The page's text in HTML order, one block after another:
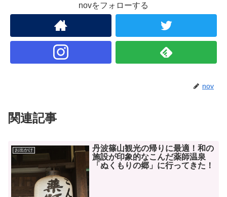
novをフォローする
nov
関連記事
お出かけ
丹波篠山観光の帰りに最適！和の
施設が印象的なこんだ薬師温泉
「ぬくもりの郷」に行ってきた！